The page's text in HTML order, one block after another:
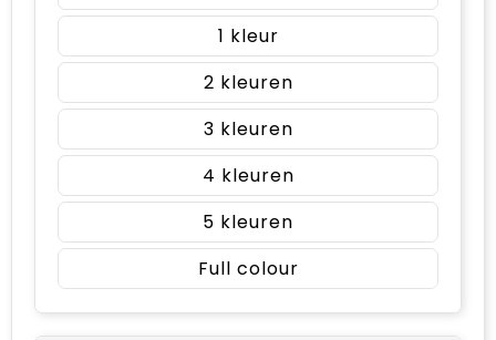
1
2
3
4
5
Full colour